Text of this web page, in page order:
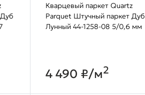
Кварцевый паркет Quartz
Parquet Штучный паркет Дуб
Лунный 44-1258-08 5/0,6 мм
4 490 ₽/м2